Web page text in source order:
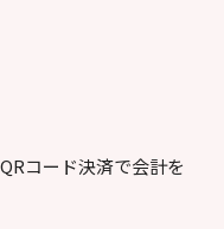
コード決済で会計を